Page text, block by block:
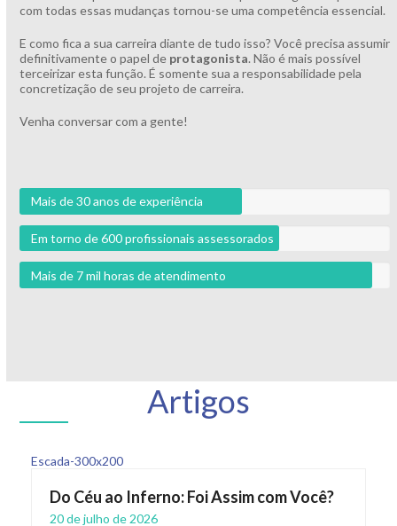
com todas essas mudanças tornou-se uma competência essencial.
E como fica a sua carreira diante de tudo isso? Você precisa assumir
definitivamente o papel de protagonista. Não é mais possível
terceirizar esta função. É somente sua a responsabilidade pela
concretização de seu projeto de carreira.
Venha conversar com a gente!
Mais de 30 anos de experiência
Em torno de 600 profissionais assessorados
Mais de 7 mil horas de atendimento
Artigos
Do Céu ao Inferno: Foi Assim com Você?
20 de julho de 2026